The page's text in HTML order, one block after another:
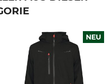
Konfektionsgröße
4XL
NEU